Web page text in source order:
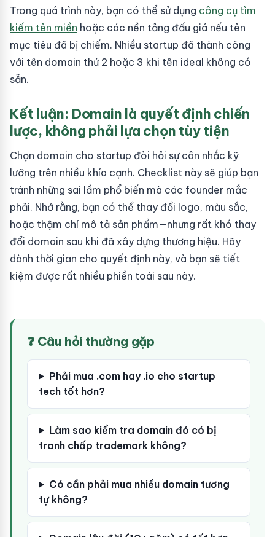
Trong quá trình này, bạn có thể sử dụng công cụ tìm
kiếm tên miền hoặc các nền tảng đấu giá nếu tên
mục tiêu đã bị chiếm. Nhiều startup đã thành công
với tên domain thứ 2 hoặc 3 khi tên ideal không có
sẵn.
Kết luận: Domain là quyết định chiến
lược, không phải lựa chọn tùy tiện
Chọn domain cho startup đòi hỏi sự cân nhắc kỹ
lưỡng trên nhiều khía cạnh. Checklist này sẽ giúp bạn
tránh những sai lầm phổ biến mà các founder mắc
phải. Nhớ rằng, bạn có thể thay đổi logo, màu sắc,
hoặc thậm chí mô tả sản phẩm—nhưng rất khó thay
đổi domain sau khi đã xây dựng thương hiệu. Hãy
dành thời gian cho quyết định này, và bạn sẽ tiết
kiệm được rất nhiều phiền toái sau này.
❓ Câu hỏi thường gặp
Phải mua .com hay .io cho startup
tech tốt hơn?
Làm sao kiểm tra domain đó có bị
tranh chấp trademark không?
Có cần phải mua nhiều domain tương
tự không?